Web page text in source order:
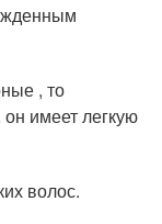
, то
имеет легкую
волос.